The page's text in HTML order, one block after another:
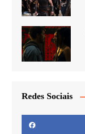
Redes Sociais